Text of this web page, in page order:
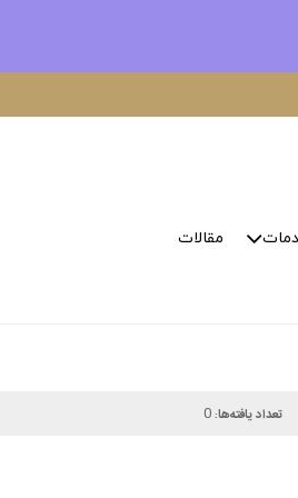
مقالات
تعداد یافته‌ها:0